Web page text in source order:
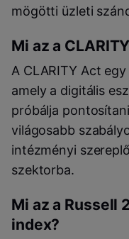
mögötti üzleti
Mi az a
A CLARITY Act
amely a digitális
próbálja
világosabb
intézményi
szektorba.
Mi az a Russell
index?